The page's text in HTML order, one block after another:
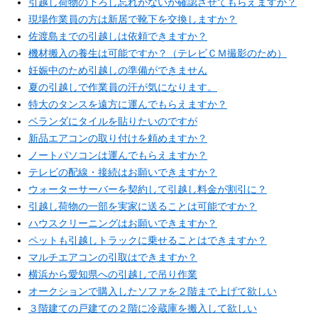
現場作業員の方は新居で靴下を交換しますか？
佐渡島までの引越しは依頼できますか？
機材搬入の養生は可能ですか？（テレビＣＭ撮影のため）
妊娠中のため引越しの準備ができません
夏の引越しで作業員の汗が気になります。
特大のタンスを遠方に運んでもらえますか？
ベランダにタイルを貼りたいのですが
新品エアコンの取り付けを頼めますか？
ノートパソコンは運んでもらえますか？
テレビの配線・接続はお願いできますか？
ウォーターサーバーを契約して引越し料金が割引に？
引越し荷物の一部を実家に送ることは可能ですか？
ハウスクリーニングはお願いできますか？
ペットも引越しトラックに乗せることはできますか？
マルチエアコンの引取はできますか？
横浜から愛知県への引越しで吊り作業
オークションで購入したソファを２階まで上げて欲しい
３階建ての戸建ての２階に冷蔵庫を搬入して欲しい